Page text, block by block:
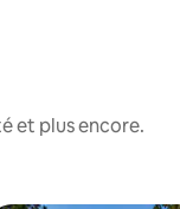
et plus encore.